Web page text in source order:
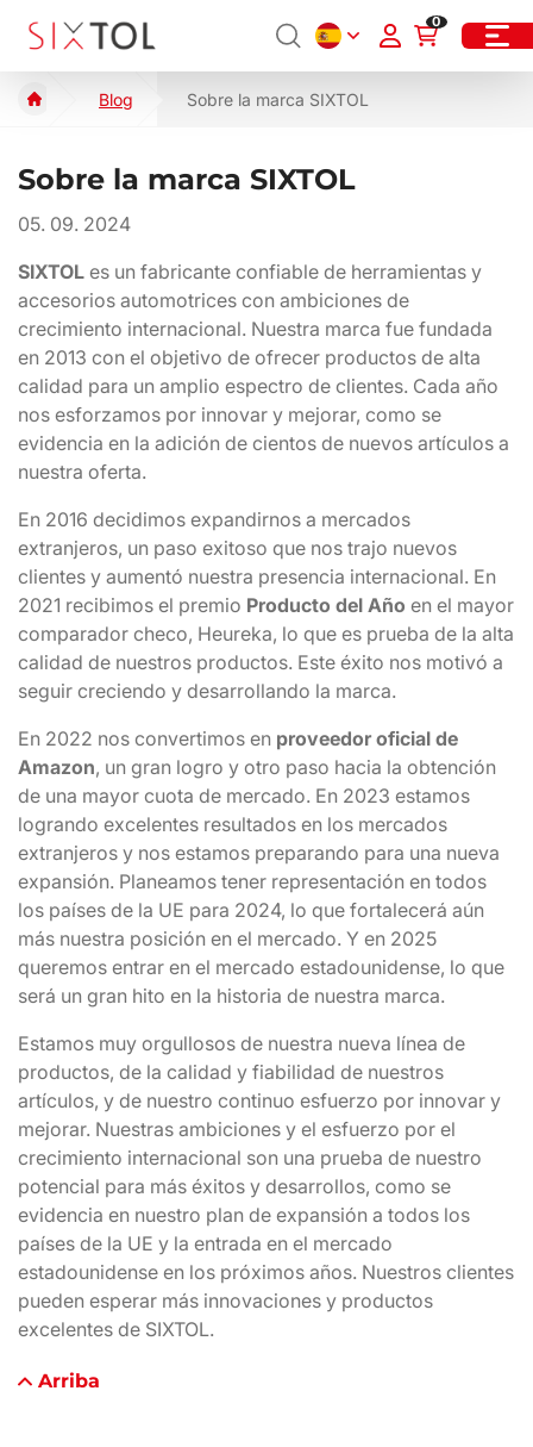
0
Blog Sobre la marca SIXTOL
Sobre la marca SIXTOL
05. 09. 2024
SIXTOL es un fabricante confiable de herramientas y
accesorios automotrices con ambiciones de
crecimiento internacional. Nuestra marca fue fundada
en 2013 con el objetivo de ofrecer productos de alta
calidad para un amplio espectro de clientes. Cada año
nos esforzamos por innovar y mejorar, como se
evidencia en la adición de cientos de nuevos artículos a
nuestra oferta.
En 2016 decidimos expandirnos a mercados
extranjeros, un paso exitoso que nos trajo nuevos
clientes y aumentó nuestra presencia internacional. En
2021 recibimos el premio Producto del Año en el mayor
comparador checo, Heureka, lo que es prueba de la alta
calidad de nuestros productos. Este éxito nos motivó a
seguir creciendo y desarrollando la marca.
En 2022 nos convertimos en proveedor oficial de
Amazon, un gran logro y otro paso hacia la obtención
de una mayor cuota de mercado. En 2023 estamos
logrando excelentes resultados en los mercados
extranjeros y nos estamos preparando para una nueva
expansión. Planeamos tener representación en todos
los países de la UE para 2024, lo que fortalecerá aún
más nuestra posición en el mercado. Y en 2025
queremos entrar en el mercado estadounidense, lo que
será un gran hito en la historia de nuestra marca.
Estamos muy orgullosos de nuestra nueva línea de
productos, de la calidad y fiabilidad de nuestros
artículos, y de nuestro continuo esfuerzo por innovar y
mejorar. Nuestras ambiciones y el esfuerzo por el
crecimiento internacional son una prueba de nuestro
potencial para más éxitos y desarrollos, como se
evidencia en nuestro plan de expansión a todos los
países de la UE y la entrada en el mercado
estadounidense en los próximos años. Nuestros clientes
pueden esperar más innovaciones y productos
excelentes de SIXTOL.
Arriba